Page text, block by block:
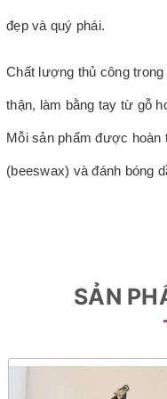
đẹp và quý phái.
Chất lượng thủ công
thận, làm bằng tay từ gỗ
Mỗi sản phẩm được hoàn
(beeswax) và đánh bóng
SẢN